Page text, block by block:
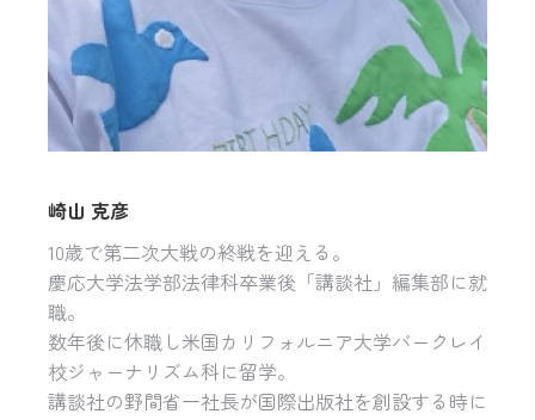
崎山 克彦
10歳で第二次大戦の終戦を迎える。
慶応大学法学部法律科卒業後「講談社」編集部に就
職。
数年後に休職し米国カリフォルニア大学バークレイ
校ジャーナリズム科に留学。
講談社の野間省一社長が国際出版社を創設する時に